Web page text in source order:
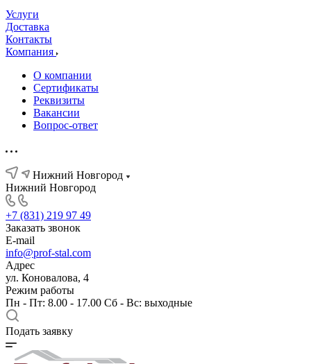
Услуги
Доставка
Контакты
Компания
О компании
Сертификаты
Реквизиты
Вакансии
Вопрос-ответ
Нижний Новгород
Нижний Новгород
+7 (831) 219 97 49
Заказать звонок
E-mail
info@prof-stal.com
Адрес
ул. Коновалова, 4
Режим работы
Пн - Пт: 8.00 - 17.00 Сб - Вс: выходные
Подать заявку